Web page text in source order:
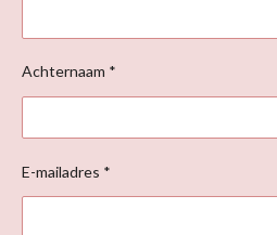
Achternaam *
E-mailadres *